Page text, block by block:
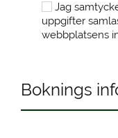
Jag
uppgifter
webbplatsens
Boknings